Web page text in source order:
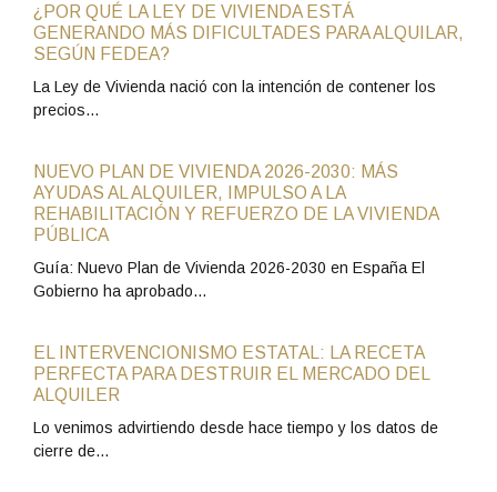
¿POR QUÉ LA LEY DE VIVIENDA ESTÁ
GENERANDO MÁS DIFICULTADES PARA ALQUILAR,
SEGÚN FEDEA?
La Ley de Vivienda nació con la intención de contener los
precios…
NUEVO PLAN DE VIVIENDA 2026-2030: MÁS
AYUDAS AL ALQUILER, IMPULSO A LA
REHABILITACIÓN Y REFUERZO DE LA VIVIENDA
PÚBLICA
Guía: Nuevo Plan de Vivienda 2026-2030 en España El
Gobierno ha aprobado…
EL INTERVENCIONISMO ESTATAL: LA RECETA
PERFECTA PARA DESTRUIR EL MERCADO DEL
ALQUILER
Lo venimos advirtiendo desde hace tiempo y los datos de
cierre de…